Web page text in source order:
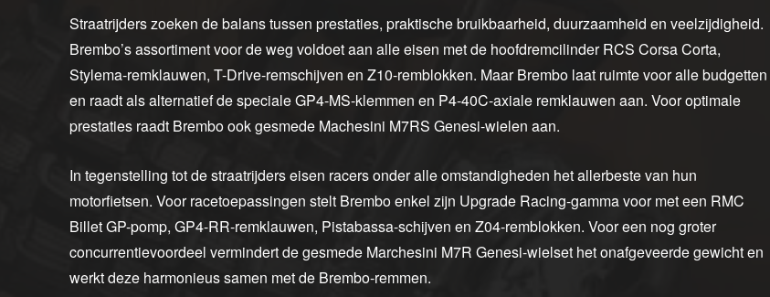
Straatrijders zoeken de balans tussen prestaties, praktische bruikbaarheid, duurzaamheid en veelzijdigheid.
Brembo’s assortiment voor de weg voldoet aan alle eisen met de hoofdremcilinder RCS Corsa Corta,
Stylema-remklauwen, T-Drive-remschijven en Z10-remblokken. Maar Brembo laat ruimte voor alle budgetten
en raadt als alternatief de speciale GP4-MS-klemmen en P4-40C-axiale remklauwen aan. Voor optimale
prestaties raadt Brembo ook gesmede Machesini M7RS Genesi-wielen aan.
In tegenstelling tot de straatrijders eisen racers onder alle omstandigheden het allerbeste van hun
motorfietsen. Voor racetoepassingen stelt Brembo enkel zijn Upgrade Racing-gamma voor met een RMC
Billet GP-pomp, GP4-RR-remklauwen, Pistabassa-schijven en Z04-remblokken. Voor een nog groter
concurrentievoordeel vermindert de gesmede Marchesini M7R Genesi-wielset het onafgeveerde gewicht en
werkt deze harmonieus samen met de Brembo-remmen.